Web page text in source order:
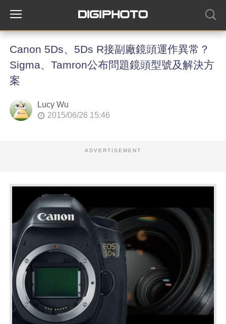
Canon 5Ds、5Ds R接副廠鏡頭運作異常？
Sigma、Tamron公布問題鏡頭型號及解決方
案
Lucy Wu
2015/06/26 15:46
ADVERTISEMENT